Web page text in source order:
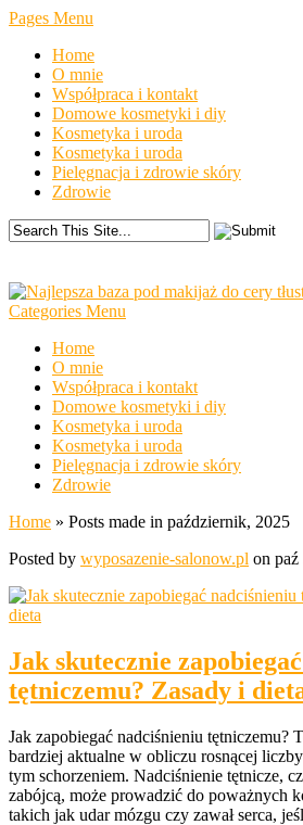
Pages Menu
Home
O mnie
Współpraca i kontakt
Domowe kosmetyki i diy
Kosmetyka i uroda
Kosmetyka i uroda
Pielęgnacja i zdrowie skóry
Zdrowie
Categories Menu
Home
O mnie
Współpraca i kontakt
Domowe kosmetyki i diy
Kosmetyka i uroda
Kosmetyka i uroda
Pielęgnacja i zdrowie skóry
Zdrowie
Home » Posts made in październik, 2025
Posted by wyposazenie-salonow.pl on
Jak skutecznie
tętniczemu? Zasady i
Jak zapobiegać nadciśnieniu tętniczemu?
bardziej aktualne w obliczu rosnącej
tym schorzeniem. Nadciśnienie tętnicze,
zabójcą, może prowadzić do poważnych
takich jak udar mózgu czy zawał serca,